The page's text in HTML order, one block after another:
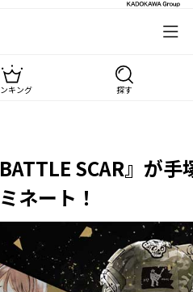
キング 探す
SCAR』が
ネート！